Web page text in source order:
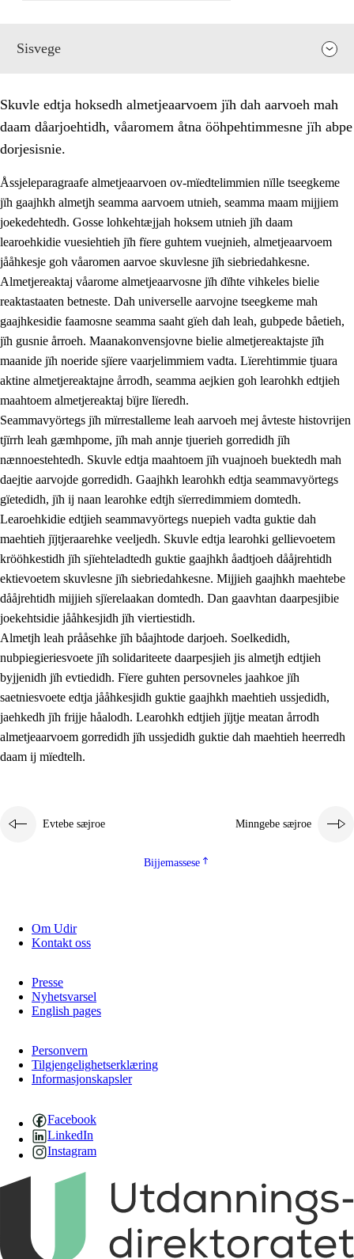
Sisvege
1. Lïerehtimmien aarvoevåarome
1.1 Almetjeaarvoe
1.2 Identiteete jïh kulturellen gellievoete
1.3 Laejhtehks ussjedimmie jïh etihkeles vuajnoe
1.4
Skaepiedimmievoeteaavoe, eadtjohkevoete jïh
goerehtimmievæljoe
1.5 Eatnemem krööhkestidh jïh byjresegoerkesevoete
1.6 Demokratije jïh meatanårrome
Skuvle edtja hoksedh almetjeaarvoem jïh dah aarvoeh mah
daam dåarjoehtidh, våaromem åtna ööhpehtimmesne jïh abpe
dorjesisnie.
Åssjeleparagraafe almetjeaarvoen ov-mïedtelimmien nïlle tseegkeme
jïh gaajhkh almetjh seamma aarvoem utnieh, seamma maam mijjiem
joekedehtedh. Gosse lohkehtæjjah hoksem utnieh jïh daam
learoehkidie vuesiehtieh jïh fïere guhtem vuejnieh, almetjeaarvoem
jååhkesje goh våaromen aarvoe skuvlesne jïh siebriedahkesne.
Almetjereaktaj våarome almetjeaarvosne jïh dïhte vihkeles bielie
reaktastaaten betneste. Dah universelle aarvojne tseegkeme mah
gaajhkesidie faamosne seamma saaht gïeh dah leah, gubpede båetieh,
jïh gusnie årroeh. Maanakonvensjovne bielie almetjereaktajste jïh
maanide jïh noeride sjïere vaarjelimmiem vadta. Lïerehtimmie tjuara
aktine almetjereaktajne årrodh, seamma aejkien goh learohkh edtjieh
maahtoem almetjereaktaj bïjre lïeredh.
Seammavyörtegs jïh mïrrestalleme leah aarvoeh mej åvteste histovrijen
tjïrrh leah gæmhpome, jïh mah annje tjuerieh gorredidh jïh
nænnoestehtedh. Skuvle edtja maahtoem jïh vuajnoeh buektedh mah
daejtie aarvojde gorredidh. Gaajhkh learohkh edtja seammavyörtegs
gïetedidh, jïh ij naan learohke edtjh sïerredimmiem domtedh.
Learoehkidie edtjieh seammavyörtegs nuepieh vadta guktie dah
maehtieh jïjtjeraarehke veeljedh. Skuvle edtja learohki gellievoetem
krööhkestidh jïh sjïehteladtedh guktie gaajhkh åadtjoeh dååjrehtidh
ektievoetem skuvlesne jïh siebriedahkesne. Mijjieh gaajhkh maehtebe
dååjrehtidh mijjieh sjïerelaakan domtedh. Dan gaavhtan daarpesjibie
joekehtsidie jååhkesjidh jïh viertiestidh.
Almetjh leah prååsehke jïh båajhtode darjoeh. Soelkedidh,
nubpiegieriesvoete jïh solidariteete daarpesjieh jis almetjh edtjieh
byjjenidh jïh evtiedidh. Fïere guhten persovneles jaahkoe jïh
saetniesvoete edtja jååhkesjidh guktie gaajhkh maehtieh ussjedidh,
jaehkedh jïh frijje håalodh. Learohkh edtjieh jïjtje meatan årrodh
almetjeaarvoem gorredidh jïh ussjedidh guktie dah maehtieh heerredh
daam ij mïedtelh.
Evtebe sæjroe Minngebe sæjroe
Bijjemassese
Om Udir
Kontakt oss
Presse
Nyhetsvarsel
English pages
Personvern
Tilgjengelighetserklæring
Informasjonskapsler
Facebook
LinkedIn
Instagram